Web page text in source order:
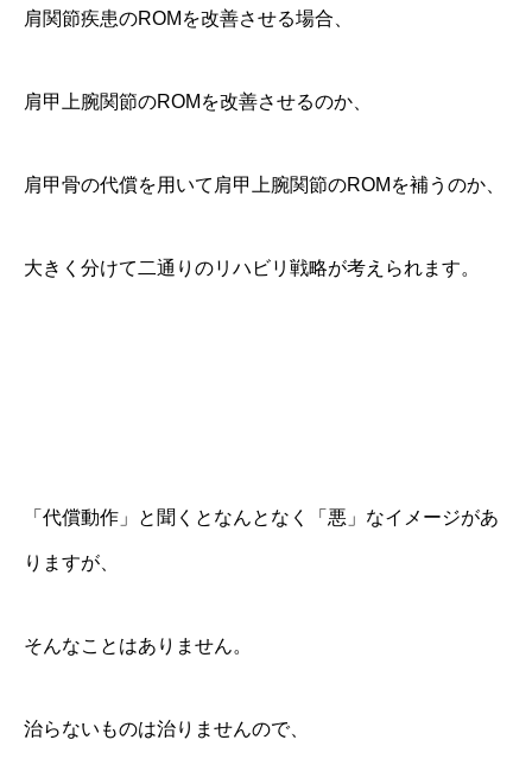
肩関節疾患のROMを改善させる場合、
肩甲上腕関節のROMを改善させるのか、
肩甲骨の代償を用いて肩甲上腕関節のROMを補うのか、
大きく分けて二通りのリハビリ戦略が考えられます。
「代償動作」と聞くとなんとなく「悪」なイメージがあ
りますが、
そんなことはありません。
治らないものは治りませんので、